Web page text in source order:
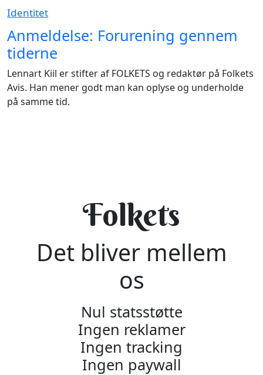
Identitet
Anmeldelse: Forurening gennem
tiderne
Lennart Kiil er stifter af FOLKETS og redaktør på Folkets
Avis. Han mener godt man kan oplyse og underholde
på samme tid.
Folkets
Det bliver mellem
os
Nul statsstøtte
Ingen reklamer
Ingen tracking
Ingen paywall